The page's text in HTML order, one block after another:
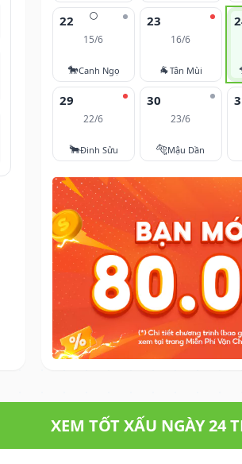
🌕
22
15/6
🐎Canh Ngọ
23
16/6
🐐Tân Mùi
29
22/6
🐂Đinh Sửu
30
23/6
🐅Mậu Dần
XEM TỐT XẤU NGÀY 24